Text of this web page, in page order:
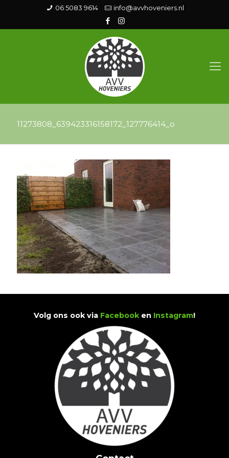
06 5083 9614 info@avvhoveniers.nl
11273808_639423316158172_127776414_o
Volg ons ook via Facebooken Instagram!